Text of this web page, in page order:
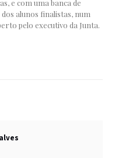
e com uma banca de
alunos finalistas, num
pelo executivo da Junta.